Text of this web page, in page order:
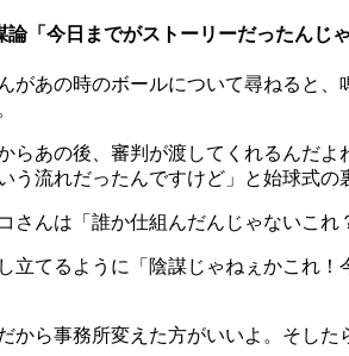
「今日までがストーリーだったんじゃ
があの時のボールについて尋ねると
らあの後、審判が渡してくれるんだ
う流れだったんですけど」と始球式の
さんは「誰か仕組んだんじゃないこ
立てるように「陰謀じゃねぇかこれ
から事務所変えた方がいいよ。そし